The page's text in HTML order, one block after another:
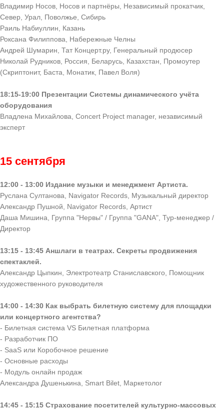
Владимир Носов, Носов и партнёры, Независимый прокатчик,
Север, Урал, Поволжье, Сибирь
Раиль Набиуллин, Казань
Роксана Филиппова, Набережные Челны
Андрей Шумарин, Тат Концерт.ру, Генеральный продюсер
Николай Рудников, Россия, Беларусь, Казахстан, Промоутер
(Скриптонит, Баста, Монатик, Павел Воля)
18:15-19:00 Презентации Системы динамического учёта
оборудования
Владлена Михайлова, Concert Project manager, независимый
эксперт
15 сентября
12:00 - 13:00 Издание музыки и менеджмент Артиста.
Руслана Султанова, Navigator Records, Музыкальный директор
Александр Пушной, Navigator Records, Артист
Даша Мишина, Группа "Нервы" / Группа "GANA", Тур-менеджер /
Директор
13:15 - 13:45 Аншлаги в театрах. Секреты продвижения
спектаклей.
Александр Цыпкин, Электротеатр Станиславского, Помощник
художественного руководителя
14:00 - 14:30 Как выбрать билетную систему для площадки
или концертного агентства?
- Билетная система VS Билетная платформа
- Разработчик ПО
- SaaS или Коробочное решение
- Основные расходы
- Модуль онлайн продаж
Александра Душенькина, Smart Bilet, Маркетолог
14:45 - 15:15 Страхование посетителей культурно-массовых